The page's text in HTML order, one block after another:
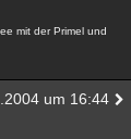
mit der Primel und
um 16:44